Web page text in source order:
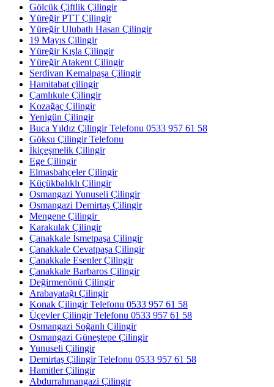
Gölcük Çiftlik Çilingir
Yüreğir PTT Çilingir
Yüreğir Ulubatlı Hasan Çilingir
19 Mayıs Çilingir
Yüreğir Kışla Çilingir
Yüreğir Atakent Çilingir
Serdivan Kemalpaşa Çilingir
Hamitabat çilingir
Çamlıkule Çilingir
Kozağaç Çilingir
Yenigün Çilingir
Buca Yıldız Çilingir Telefonu 0533 957 61 58
Göksu Çilingir Telefonu
İkiçeşmelik Çilingir
Ege Çilingir
Elmasbahçeler Çilingir
Küçükbalıklı Çilingir
Osmangazi Yunuseli Çilingir
Osmangazi Demirtaş Çilingir
Mengene Çilingir
Karakulak Çilingir
Çanakkale İsmetpaşa Çilingir
Çanakkale Cevatpaşa Çilingir
Çanakkale Esenler Çilingir
Çanakkale Barbaros Çilingir
Değirmenönü Çilingir
Arabayatağı Çilingir
Konak Çilingir Telefonu 0533 957 61 58
Üçevler Çilingir Telefonu 0533 957 61 58
Osmangazi Soğanlı Çilingir
Osmangazi Güneştepe Çilingir
Yunuseli Çilingir
Demirtaş Çilingir Telefonu 0533 957 61 58
Hamitler Çilingir
Abdurrahmangazi Çilingir